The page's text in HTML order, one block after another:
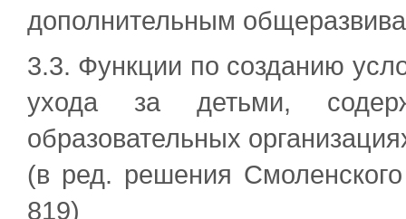
дополнительным
3.3. Функции по созданию
ухода за детьми,
образовательных
(в ред. решения
819)